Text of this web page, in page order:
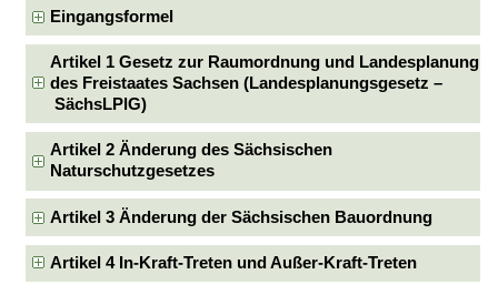
Eingangsformel
Artikel 1 Gesetz zur Raumordnung und Landesplanung
des Freistaates Sachsen (Landesplanungsgesetz –
SächsLPlG)
Artikel 2 Änderung des Sächsischen
Naturschutzgesetzes
Artikel 3 Änderung der Sächsischen Bauordnung
Artikel 4 In-Kraft-Treten und Außer-Kraft-Treten